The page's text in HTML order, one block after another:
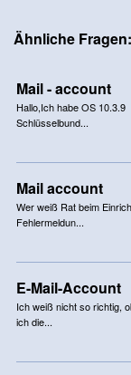
Ähnliche Fragen:
Mail - account
Hallo,Ich habe OS
Schlüsselbund...
Mail account
Wer weiß Rat beim
Fehlermeldun...
E-Mail-Account
Ich weiß nicht so richtig,
ich die...